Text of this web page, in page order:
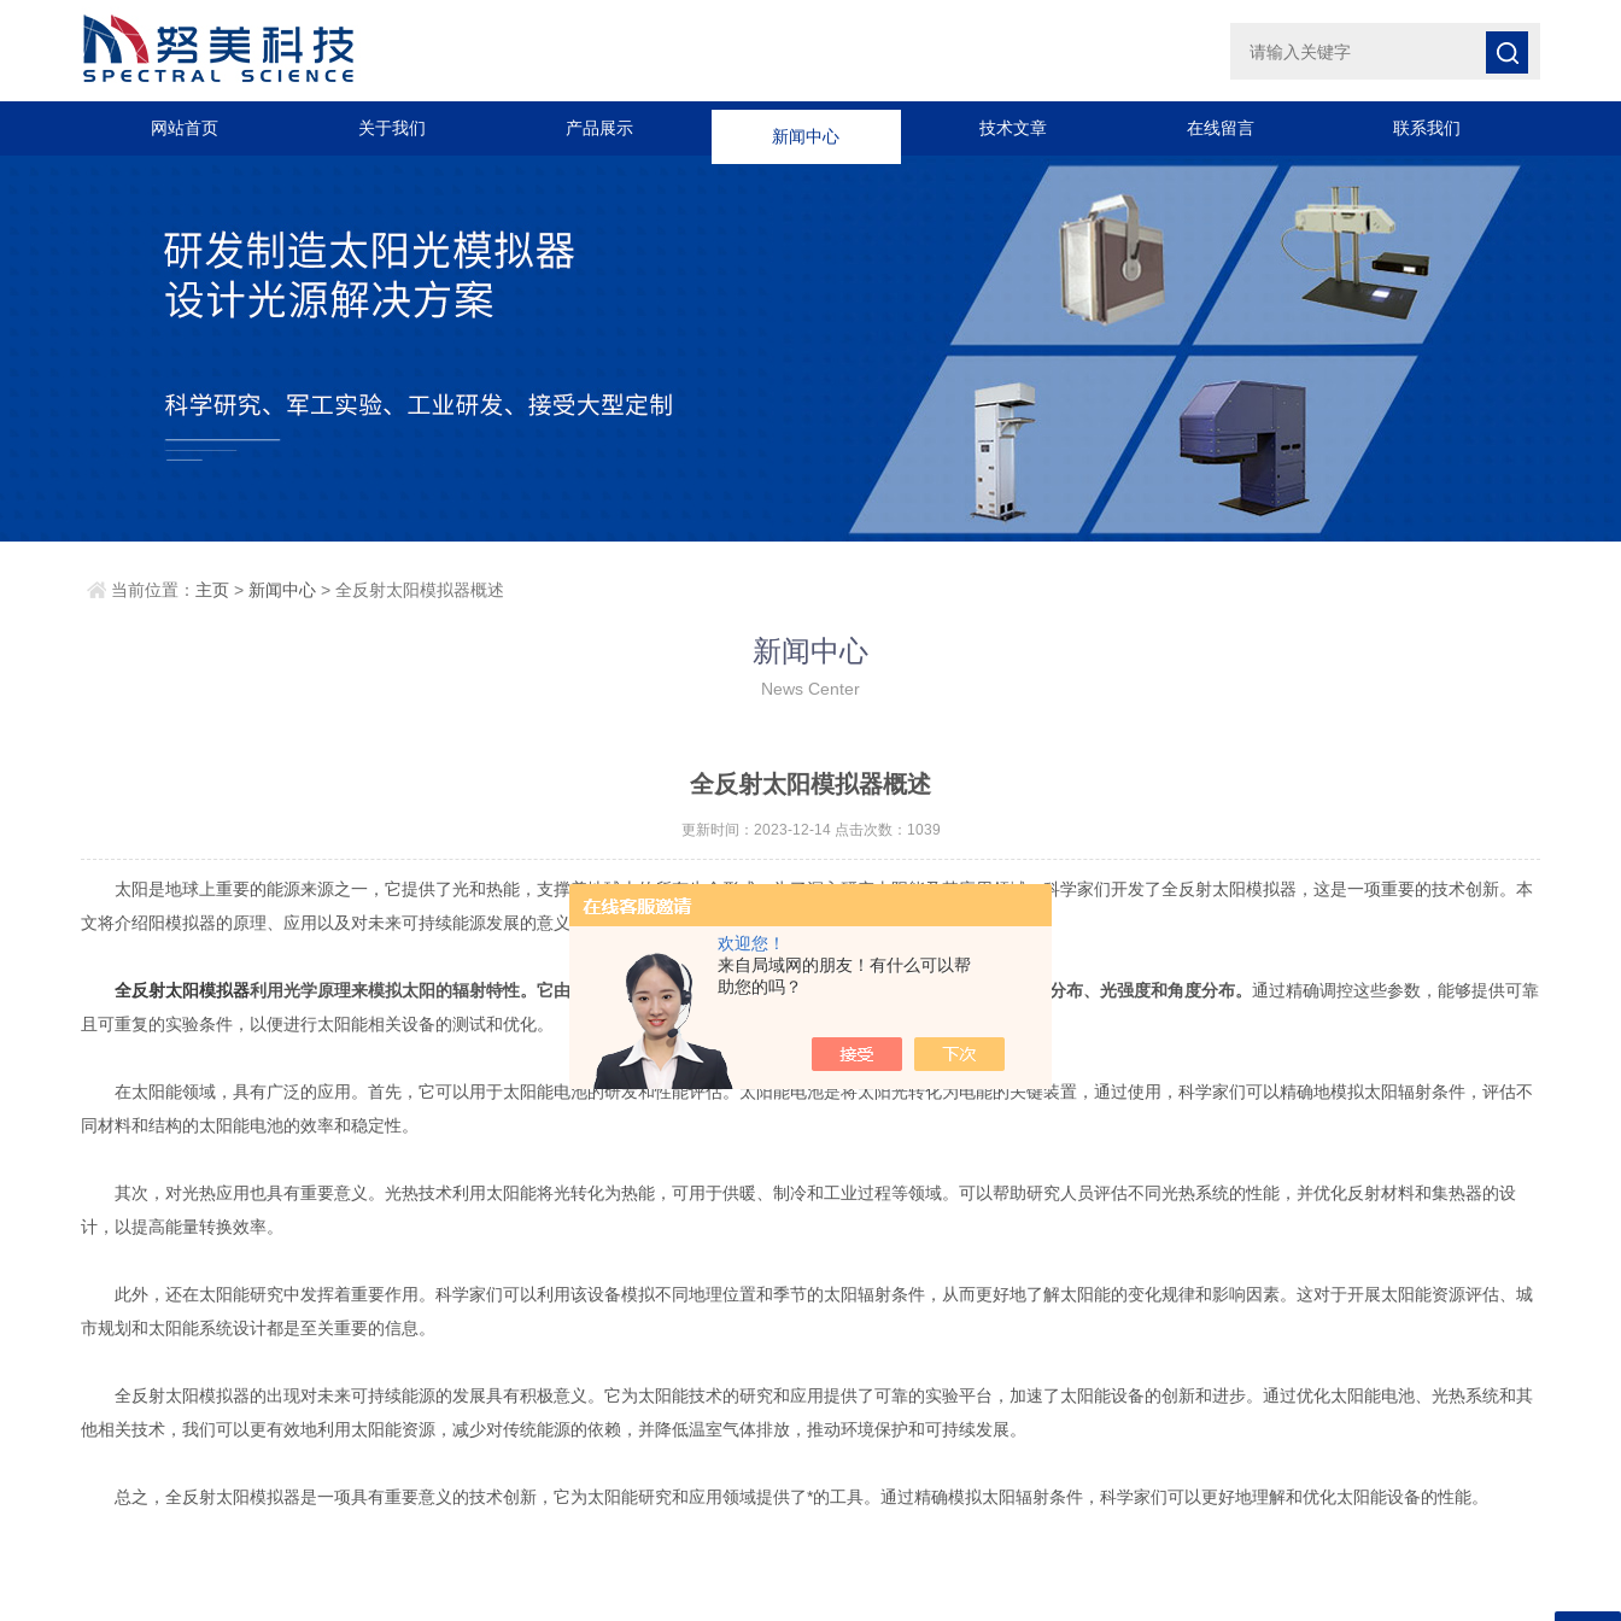
欢迎您！
来自局域网的朋友！有什么可以帮
助您的吗？
网站首页 关于我们 产品展示 新闻中心 技术文章 在线留言 联系我们
当前位置： 主页 > 新闻中心 > 全反射太阳模拟器概述
新闻中心
News Center
全反射太阳模拟器概述
更新时间：2023-12-14 点击次数：1039
太阳是地球上重要的能源来源之一，它提供了光和热能，支撑着地球上的所有生命形式。为了深入研究太阳能及其应用领域，科学家们开发了全反射太阳模拟器，这是一项重要的技术创新。本
文将介绍阳模拟器的原理、应用以及对未来可持续能源发展的意义。
全反射太阳模拟器利用光学原理来模拟太阳的辐射特性。它由一个*的光源和高效的反射系统组成，可以产生与太阳相似的光谱分布、光强度和角度分布。通过精确调控这些参数，能够提供可靠
且可重复的实验条件，以便进行太阳能相关设备的测试和优化。
在太阳能领域，具有广泛的应用。首先，它可以用于太阳能电池的研发和性能评估。太阳能电池是将太阳光转化为电能的关键装置，通过使用，科学家们可以精确地模拟太阳辐射条件，评估不
同材料和结构的太阳能电池的效率和稳定性。
其次，对光热应用也具有重要意义。光热技术利用太阳能将光转化为热能，可用于供暖、制冷和工业过程等领域。可以帮助研究人员评估不同光热系统的性能，并优化反射材料和集热器的设
计，以提高能量转换效率。
此外，还在太阳能研究中发挥着重要作用。科学家们可以利用该设备模拟不同地理位置和季节的太阳辐射条件，从而更好地了解太阳能的变化规律和影响因素。这对于开展太阳能资源评估、城
市规划和太阳能系统设计都是至关重要的信息。
全反射太阳模拟器的出现对未来可持续能源的发展具有积极意义。它为太阳能技术的研究和应用提供了可靠的实验平台，加速了太阳能设备的创新和进步。通过优化太阳能电池、光热系统和其
他相关技术，我们可以更有效地利用太阳能资源，减少对传统能源的依赖，并降低温室气体排放，推动环境保护和可持续发展。
总之，全反射太阳模拟器是一项具有重要意义的技术创新，它为太阳能研究和应用领域提供了*的工具。通过精确模拟太阳辐射条件，科学家们可以更好地理解和优化太阳能设备的性能。